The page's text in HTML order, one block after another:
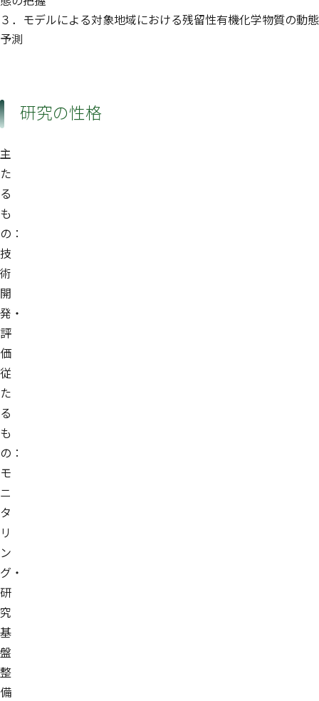
３．モデルによる対象地域における残留性有機化学物質の動態
予測
研究の性格
主
た
る
も
の：
技
術
開
発・
評
価
従
た
る
も
の：
モ
ニ
タ
リ
ン
グ・
研
究
基
盤
整
備